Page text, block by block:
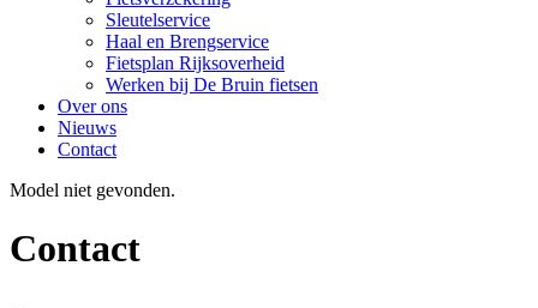
Sleutelservice
Haal en Brengservice
Fietsplan Rijksoverheid
Werken bij De Bruin fietsen
Over ons
Nieuws
Contact
Model niet gevonden.
Contact